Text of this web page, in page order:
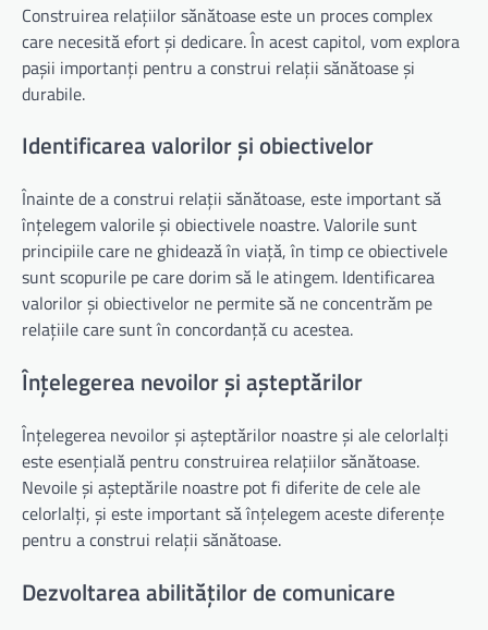
Construirea relațiilor sănătoase este un proces complex
care necesită efort și dedicare. În acest capitol, vom explora
pașii importanți pentru a construi relații sănătoase și
durabile.
Identificarea valorilor și obiectivelor
Înainte de a construi relații sănătoase, este important să
înțelegem valorile și obiectivele noastre. Valorile sunt
principiile care ne ghidează în viață, în timp ce obiectivele
sunt scopurile pe care dorim să le atingem. Identificarea
valorilor și obiectivelor ne permite să ne concentrăm pe
relațiile care sunt în concordanță cu acestea.
Înțelegerea nevoilor și așteptărilor
Înțelegerea nevoilor și așteptărilor noastre și ale celorlalți
este esențială pentru construirea relațiilor sănătoase.
Nevoile și așteptările noastre pot fi diferite de cele ale
celorlalți, și este important să înțelegem aceste diferențe
pentru a construi relații sănătoase.
Dezvoltarea abilităților de comunicare